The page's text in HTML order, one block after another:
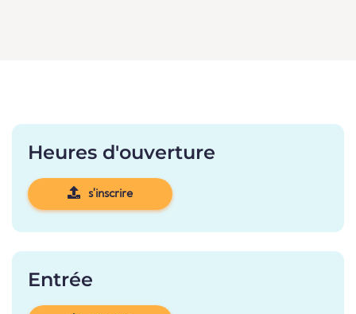
Heures d'ouverture
s'inscrire
Entrée